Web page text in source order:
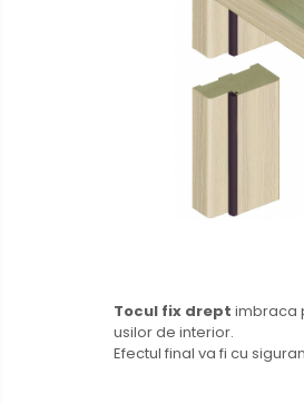
Tocul fix drept imbraca
usilor de interior.
Efectul final va fi cu